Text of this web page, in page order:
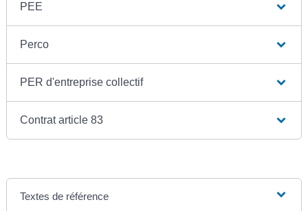
PEE
Perco
PER d'entreprise collectif
Contrat article 83
Textes de référence